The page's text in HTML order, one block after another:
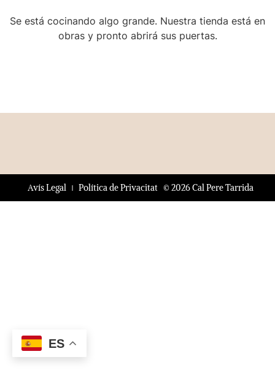
Se está cocinando algo grande. Nuestra tienda está en
obras y pronto abrirá sus puertas.
© 2026 Cal Pere Tarrida
Avís Legal Política de Privacitat
ES